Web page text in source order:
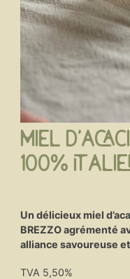
Miel
100%
Un délicieux miel
BREZZO agrémenté
alliance savoureuse
TVA 5,50%